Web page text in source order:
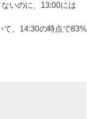
いのに、13:00には
て、14:30の時点で83%